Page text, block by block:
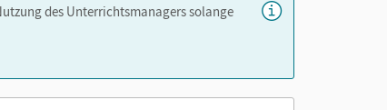
des Unterrichtsmanagers solange